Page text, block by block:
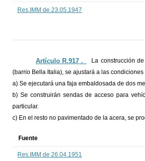
Res.IMM de 23.05.1947
Artículo R.917 ._
La construcción
(barrio Bella Italia), se ajustará a las
a) Se ejecutará una faja embaldosada de dos
b) Se construirán sendas de acceso para
particular.
c) En el resto no pavimentado de la acera, se
Fuente
Res.IMM de 26.04.1951